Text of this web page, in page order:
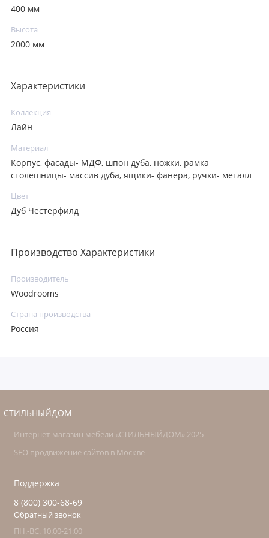
400 мм
Высота
2000 мм
Характеристики
Коллекция
Лайн
Материал
Корпус, фасады- МДФ, шпон дуба, ножки, рамка
столешницы- массив дуба, ящики- фанера, ручки- металл
Цвет
Дуб Честерфилд
Производство Характеристики
Производитель
Woodrooms
Страна производства
Россия
СТИЛЬНЫЙДОМ
Интернет-магазин мебели «СТИЛЬНЫЙДОМ» 2025
SEO продвижение сайтов в Москве
Поддержка
8 (800) 300-68-69
Обратный звонок
ПН.-ВС. 10:00-21:00